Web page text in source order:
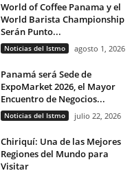
World of Coffee Panama y el
World Barista Championship
Serán Punto...
Noticias del Istmo agosto 1, 2026
Panamá será Sede de
ExpoMarket 2026, el Mayor
Encuentro de Negocios...
Noticias del Istmo julio 22, 2026
Chiriquí: Una de las Mejores
Regiones del Mundo para
Visitar